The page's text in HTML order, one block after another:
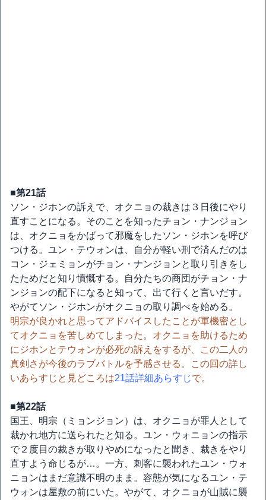
■第21話
ソン・ジホンの訴えで、オクニョの裁きは３日後にやり
直すことになる。そのことを知ったチョン・ナンジョン
は、オクニョをかばって邪魔をしたソン・ジホンを呼び
つける。ユン・テウォンは、自分が軽い刑で済んだのは
コン・ジェミョンがチョン・ナンジョンと取り引きをし
たためだと知り憤慨する。自分たちの商団がチョン・ナ
ンジョンの配下になると知って、出て行くと言いだす。
やがてソン・ジホンがオクニョの取り調べを始める。
明宗が良かれと思ってアドバイスしたことが軍機密とし
てオクニョを苦しめてしまった。オクニョを助けるため
にジホンとテウォンが必死の訴えをするが、この二人の
真剣さが今後のラブバトルを予感させる。この回の詳し
いあらすじと見どころは21話詳細あらすじで。
■第22話
国王、明宗（ミョンジョン）は、オクニョが罪人として
裁かれ地方に送られたと知る。ユン・ウォニョンの指示
で２度目の裁きが取りやめになったと聞き、裁きをやり
直すよう命じるが…。一方、刺客に襲われたユン・ウォ
ニョンはまだ意識不明のまま。容態が気になるユン・テ
ウォンは屋敷の前にいた。やがて、オクニョが山賊に襲